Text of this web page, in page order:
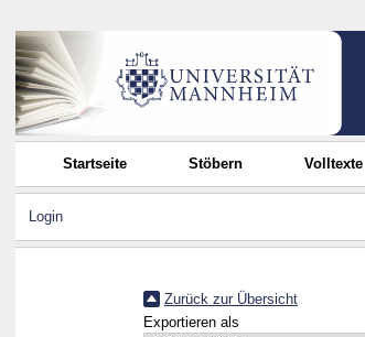
Startseite Stöbern Volltexte
Login
Zurück zur Übersicht
Exportieren als